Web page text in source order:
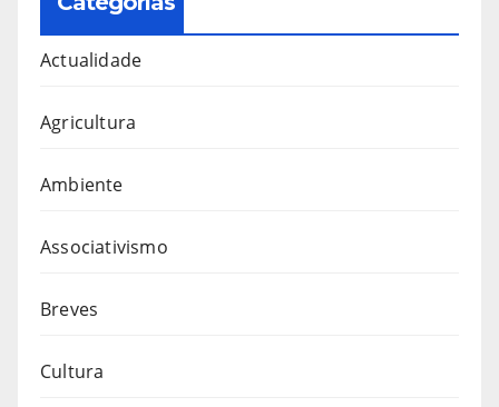
Actualidade
Agricultura
Ambiente
Associativismo
Breves
Cultura